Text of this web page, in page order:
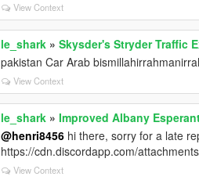
View Context
le_shark »Skysder's Stryder Traffic
pakistan Car Arab
View Context
le_shark »Improved Albany
@henri8456 hi there, sorry for a late
https://cdn.discordapp.com/
View Context